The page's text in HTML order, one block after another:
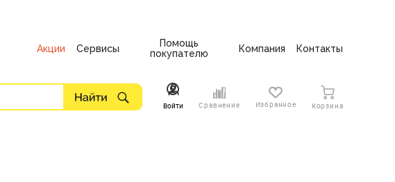
Акции Сервисы
Помощь
покупателю
Компания Контакты
Войти Сравнение Избранное Корзина